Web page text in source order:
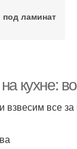
ламинат
кухне:
взвесим все